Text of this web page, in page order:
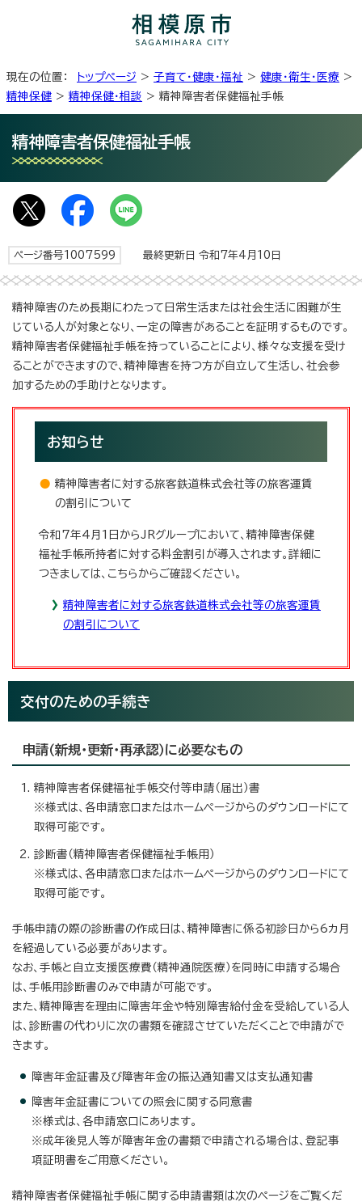
現在の位置： トップページ > 子育て・健康・福祉 > 健康・衛生・医療 >
精神保健 > 精神保健・相談 > 精神障害者保健福祉手帳
精神障害者保健福祉手帳
ページ番号1007599 最終更新日 令和7年4月10日
精神障害のため長期にわたって日常生活または社会生活に困難が生
じている人が対象となり、一定の障害があることを証明するものです。
精神障害者保健福祉手帳を持っていることにより、様々な支援を受け
ることができますので、精神障害を持つ方が自立して生活し、社会参
加するための手助けとなります。
お知らせ
精神障害者に対する旅客鉄道株式会社等の旅客運賃
の割引について
令和7年4月1日からJRグループにおいて、精神障害保健
福祉手帳所持者に対する料金割引が導入されます。詳細に
つきましては、こちらからご確認ください。
精神障害者に対する旅客鉄道株式会社等の旅客運賃
の割引について
交付のための手続き
申請（新規・更新・再承認）に必要なもの
精神障害者保健福祉手帳交付等申請（届出）書
※様式は、各申請窓口またはホームページからのダウンロードにて
取得可能です。
診断書（精神障害者保健福祉手帳用）
※様式は、各申請窓口またはホームページからのダウンロードにて
取得可能です。
手帳申請の際の診断書の作成日は、精神障害に係る初診日から6カ月
を経過している必要があります。
なお、手帳と自立支援医療費（精神通院医療）を同時に申請する場合
は、手帳用診断書のみで申請が可能です。
また、精神障害を理由に障害年金や特別障害給付金を受給している人
は、診断書の代わりに次の書類を確認させていただくことで申請がで
きます。
障害年金証書及び障害年金の振込通知書又は支払通知書
障害年金証書についての照会に関する同意書
※様式は、各申請窓口にあります。
※成年後見人等が障害年金の書類で申請される場合は、登記事
項証明書をご用意ください。
精神障害者保健福祉手帳に関する申請書類は次のページをご覧くだ